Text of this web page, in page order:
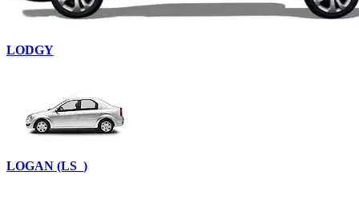
LODGY
LOGAN (LS_)